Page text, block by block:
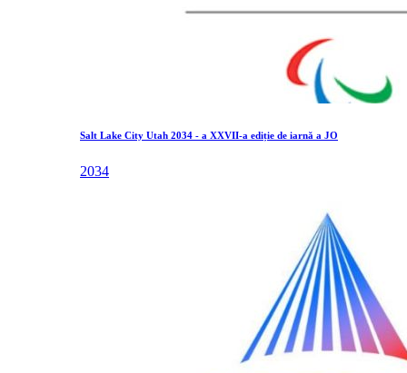
Salt Lake City Utah 2034 - a XXVII-a ediție de iarnă a JO
2034